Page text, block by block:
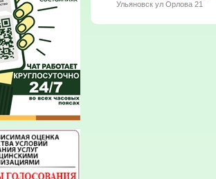
Ульяновск ул Орлова 21